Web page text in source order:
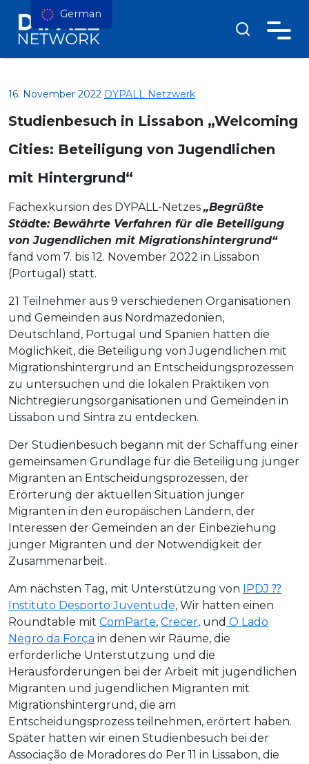
16. November 2022 DYPALL Netzwerk
Studienbesuch in Lissabon „Welcoming
Cities: Beteiligung von Jugendlichen
mit Hintergrund“
Fachexkursion des DYPALL-Netzes „Begrüßte
Städte: Bewährte Verfahren für die Beteiligung
von Jugendlichen mit Migrationshintergrund“
fand vom 7. bis 12. November 2022 in Lissabon
(Portugal) statt.
21 Teilnehmer aus 9 verschiedenen Organisationen
und Gemeinden aus Nordmazedonien,
Deutschland, Portugal und Spanien hatten die
Möglichkeit, die Beteiligung von Jugendlichen mit
Migrationshintergrund an Entscheidungsprozessen
zu untersuchen und die lokalen Praktiken von
Nichtregierungsorganisationen und Gemeinden in
Lissabon und Sintra zu entdecken.
Der Studienbesuch begann mit der Schaffung einer
gemeinsamen Grundlage für die Beteiligung junger
Migranten an Entscheidungsprozessen, der
Erörterung der aktuellen Situation junger
Migranten in den europäischen Ländern, der
Interessen der Gemeinden an der Einbeziehung
junger Migranten und der Notwendigkeit der
Zusammenarbeit.
Am nächsten Tag, mit Unterstützung von IPDJ ⁇
Instituto Desporto Juventude, Wir hatten einen
Roundtable mit ComParte, Crecer, und O Lado
Negro da Força in denen wir Räume, die
erforderliche Unterstützung und die
Herausforderungen bei der Arbeit mit jugendlichen
Migranten und jugendlichen Migranten mit
Migrationshintergrund, die am
Entscheidungsprozess teilnehmen, erörtert haben.
Später hatten wir einen Studienbesuch bei der
Associação de Moradores do Per 11 in Lissabon, die
German